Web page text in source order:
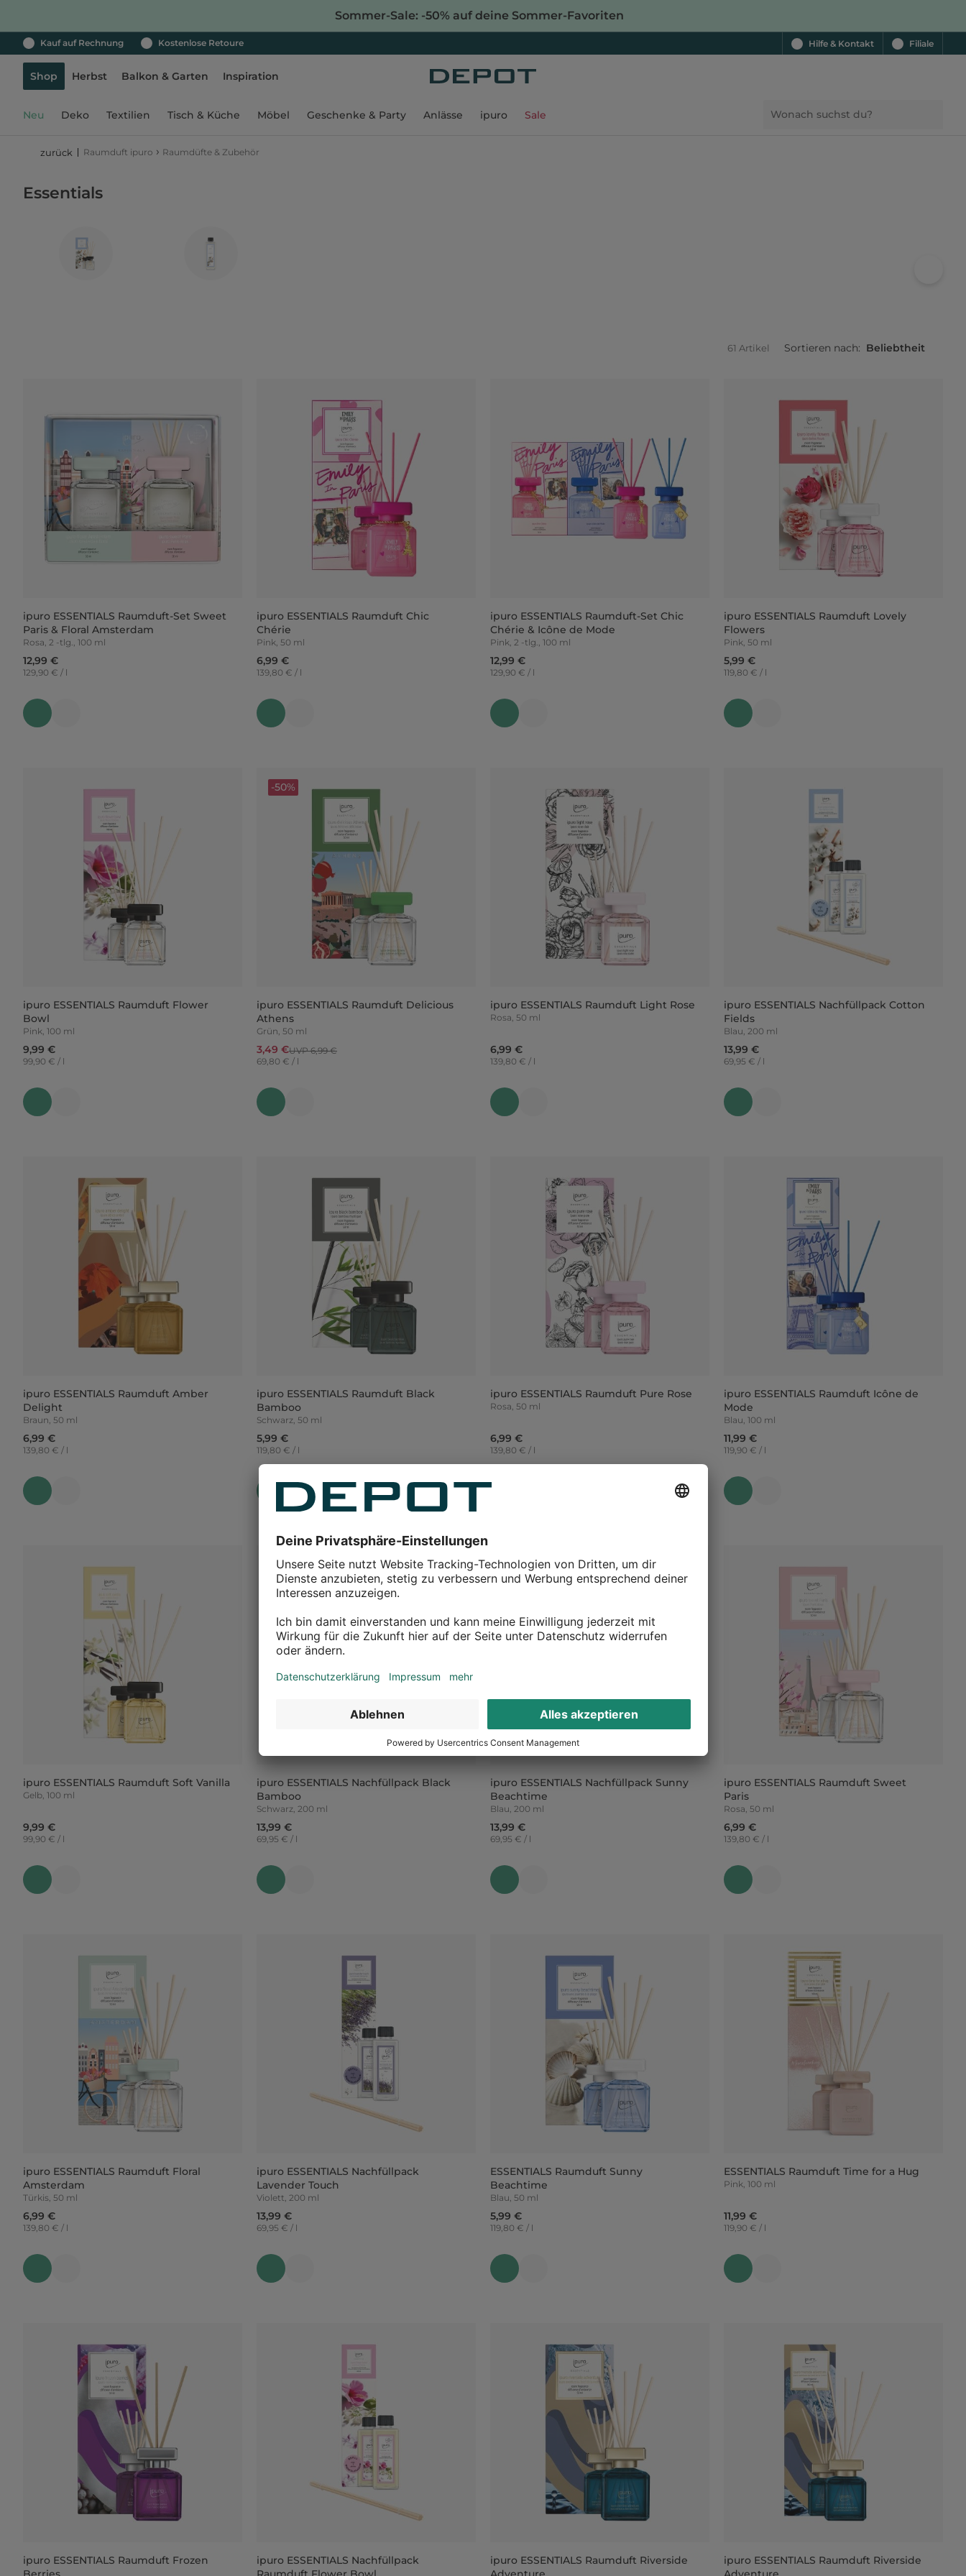
Sommer-Sale: -50% auf deine Sommer-Favoriten
Kauf auf Rechnung Kostenlose Retoure Hilfe & Kontakt Filiale
Shop Herbst Balkon & Garten Inspiration
Neu Deko Textilien Tisch & Küche Möbel Geschenke & Party Anlässe ipuro Sale
zurück Raumduft ipuro › Raumdüfte & Zubehör
Essentials
61 Artikel Sortieren nach: Beliebtheit
ipuro ESSENTIALS Raumduft-Set Sweet
Paris & Floral Amsterdam
Rosa, 2 -tlg., 100 ml
12,99 €
129,90 € / l
ipuro ESSENTIALS Raumduft Chic
Chérie
Pink, 50 ml
6,99 €
139,80 € / l
ipuro ESSENTIALS Raumduft-Set Chic
Chérie & Icône de Mode
Pink, 2 -tlg., 100 ml
12,99 €
129,90 € / l
ipuro ESSENTIALS Raumduft Lovely
Flowers
Pink, 50 ml
5,99 €
119,80 € / l
ipuro ESSENTIALS Raumduft Flower
Bowl
Pink, 100 ml
9,99 €
99,90 € / l
ipuro ESSENTIALS Raumduft Delicious
Athens
Grün, 50 ml
3,49 €UVP 6,99 €
69,80 € / l
-50%
ipuro ESSENTIALS Raumduft Light Rose
Rosa, 50 ml
6,99 €
139,80 € / l
ipuro ESSENTIALS Nachfüllpack Cotton
Fields
Blau, 200 ml
13,99 €
69,95 € / l
ipuro ESSENTIALS Raumduft Amber
Delight
Braun, 50 ml
6,99 €
139,80 € / l
ipuro ESSENTIALS Raumduft Black
Bamboo
Schwarz, 50 ml
5,99 €
119,80 € / l
ipuro ESSENTIALS Raumduft Pure Rose
Rosa, 50 ml
6,99 €
139,80 € / l
ipuro ESSENTIALS Raumduft Icône de
Mode
Blau, 100 ml
11,99 €
119,90 € / l
ipuro ESSENTIALS Raumduft Soft Vanilla
Gelb, 100 ml
9,99 €
99,90 € / l
ipuro ESSENTIALS Nachfüllpack Black
Bamboo
Schwarz, 200 ml
13,99 €
69,95 € / l
ipuro ESSENTIALS Nachfüllpack Sunny
Beachtime
Blau, 200 ml
13,99 €
69,95 € / l
ipuro ESSENTIALS Raumduft Sweet
Paris
Rosa, 50 ml
6,99 €
139,80 € / l
ipuro ESSENTIALS Raumduft Floral
Amsterdam
Türkis, 50 ml
6,99 €
139,80 € / l
ipuro ESSENTIALS Nachfüllpack
Lavender Touch
Violett, 200 ml
13,99 €
69,95 € / l
ESSENTIALS Raumduft Sunny
Beachtime
Blau, 50 ml
5,99 €
119,80 € / l
ESSENTIALS Raumduft Time for a Hug
Pink, 100 ml
11,99 €
119,90 € / l
ipuro ESSENTIALS Raumduft Frozen
ipuro ESSENTIALS Nachfüllpack
ipuro ESSENTIALS Raumduft Riverside
ipuro ESSENTIALS Raumduft Riverside